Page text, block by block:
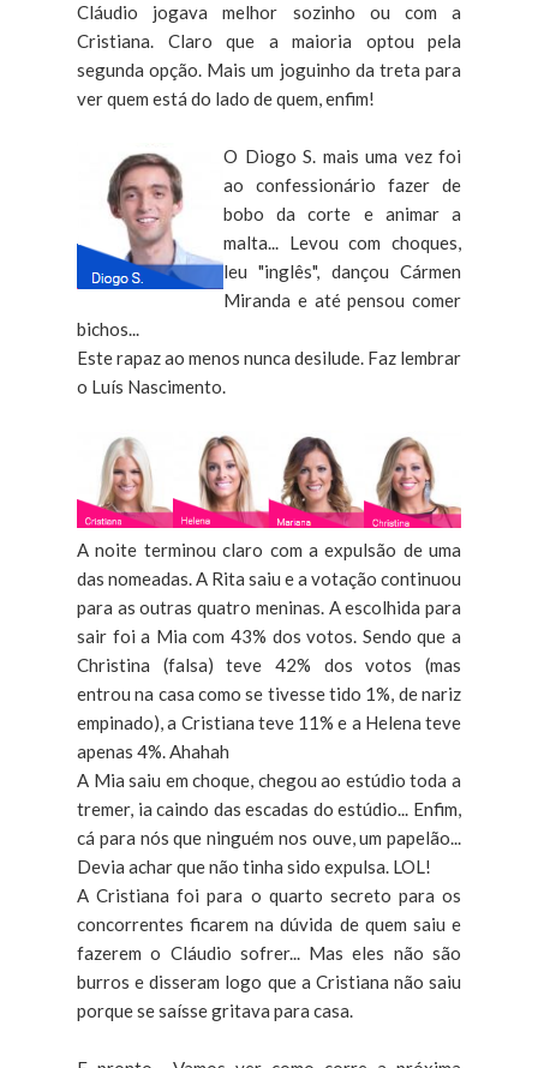
Cláudio jogava melhor sozinho ou com a
Cristiana. Claro que a maioria optou pela
segunda opção. Mais um joguinho da treta para
ver quem está do lado de quem, enfim!
O Diogo S. mais uma vez foi
ao confessionário fazer de
bobo da corte e animar a
malta... Levou com choques,
leu "inglês", dançou Cármen
Miranda e até pensou comer
bichos...
Este rapaz ao menos nunca desilude. Faz lembrar
o Luís Nascimento.
A noite terminou claro com a expulsão de uma
das nomeadas. A Rita saiu e a votação continuou
para as outras quatro meninas. A escolhida para
sair foi a Mia com 43% dos votos. Sendo que a
Christina (falsa) teve 42% dos votos (mas
entrou na casa como se tivesse tido 1%, de nariz
empinado), a Cristiana teve 11% e a Helena teve
apenas 4%. Ahahah
A Mia saiu em choque, chegou ao estúdio toda a
tremer, ia caindo das escadas do estúdio... Enfim,
cá para nós que ninguém nos ouve, um papelão...
Devia achar que não tinha sido expulsa. LOL!
A Cristiana foi para o quarto secreto para os
concorrentes ficarem na dúvida de quem saiu e
fazerem o Cláudio sofrer... Mas eles não são
burros e disseram logo que a Cristiana não saiu
porque se saísse gritava para casa.